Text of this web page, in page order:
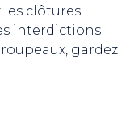
les clôtures
interdictions
gardez